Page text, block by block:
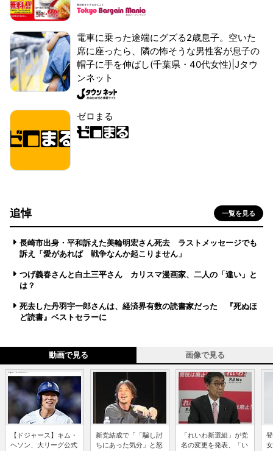
電車に乗った途端にグズる2歳息子。空いた
席に座ったら、隣の怖そうな男性客が息子の
帽子に手を伸ばし(千葉県・40代女性)|Jタウ
ンネット
ゼロまる
追悼 一覧を見る
長崎市出身・平和訴えた美輪明宏さん死去 ラストメッセージでも
訴え「愛があれば 戦争なんか起こりません」
つげ義春さんと白土三平さん カリスマ漫画家、二人の「違い」と
は？
死去した丹羽宇一郎さんは、経済界有数の読書家だった 『死ぬほ
ど読書』ベストセラーに
動画で見る 画像で見る
【ドジャース】キム・
ヘソン、大リーグ公式
新党結成で「「騙し討
ちにあった気分」と怒
「れいわ新選組」が党
名の変更を発表、「い